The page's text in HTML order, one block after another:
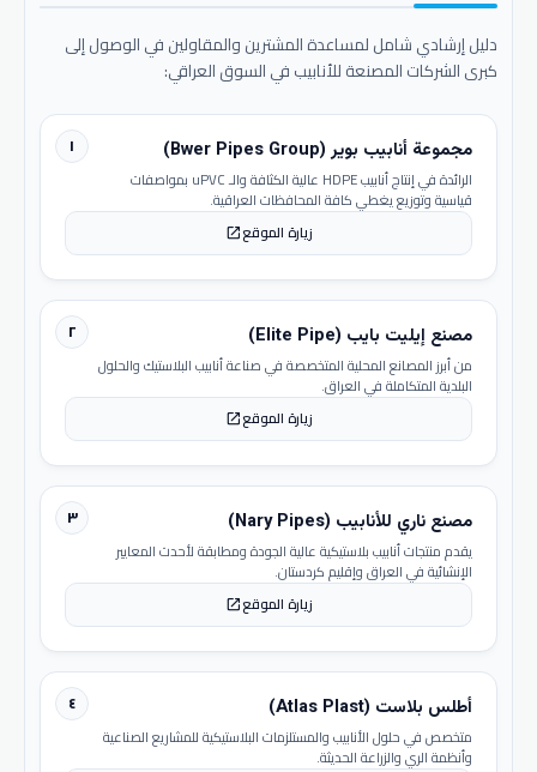
دليل إرشادي شامل لمساعدة المشترين والمقاولين في الوصول إلى
كبرى الشركات المصنعة للأنابيب في السوق العراقي:
١ مجموعة أنابيب بوير (Bwer Pipes Group)
الرائدة في إنتاج أنابيب HDPE عالية الكثافة والـ uPVC بمواصفات
قياسية وتوزيع يغطي كافة المحافظات العراقية.
زيارة الموقعopen_in_new
٢ مصنع إيليت بايب (Elite Pipe)
من أبرز المصانع المحلية المتخصصة في صناعة أنابيب البلاستيك والحلول
البلدية المتكاملة في العراق.
زيارة الموقعopen_in_new
٣ مصنع ناري للأنابيب (Nary Pipes)
يقدم منتجات أنابيب بلاستيكية عالية الجودة ومطابقة لأحدث المعايير
الإنشائية في العراق وإقليم كردستان.
زيارة الموقعopen_in_new
٤ أطلس بلاست (Atlas Plast)
متخصص في حلول الأنابيب والمستلزمات البلاستيكية للمشاريع الصناعية
وأنظمة الري والزراعة الحديثة.